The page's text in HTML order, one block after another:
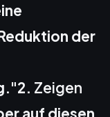
der
Zeigen
auf diesen